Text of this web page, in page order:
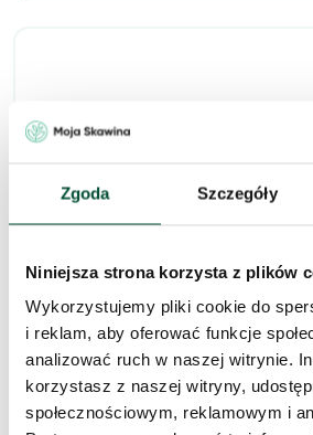
Zgoda Szczegóły
Niniejsza strona korzysta z plików
Wykorzystujemy pliki cookie do
i reklam, aby oferować funkcje
analizować ruch w naszej witrynie.
korzystasz z naszej witryny,
społecznościowym, reklamowym i
Zapytaj o to
mieszkanie
Skorzystaj z formularza i przekaż
kontakt w sprawie tego mieszkania.